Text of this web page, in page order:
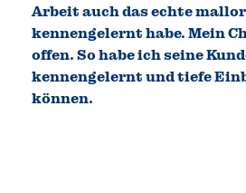
Arbeit auch das echte
kennengelernt habe. Mein
offen. So habe ich seine
kennengelernt und tiefe
können.